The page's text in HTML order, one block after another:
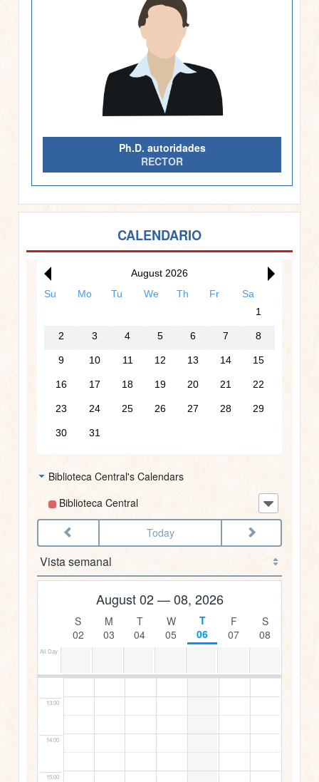
Ph.D. autoridades
RECTOR
CALENDARIO
August 2026
Su
Mo Tu We Th Fr
Sa
1
2 3 4 5 6 7 8
9 10 11 12 13 14 15
16 17 18 19 20 21 22
23 24 25 26 27 28 29
30 31
Biblioteca Central's Calendars
Biblioteca Central
Today
August 02 — 08, 2026
02 03 04 05 06 07 08
All Day
02:00
05:00
07:00
08:00
13:00
14:00
15:00